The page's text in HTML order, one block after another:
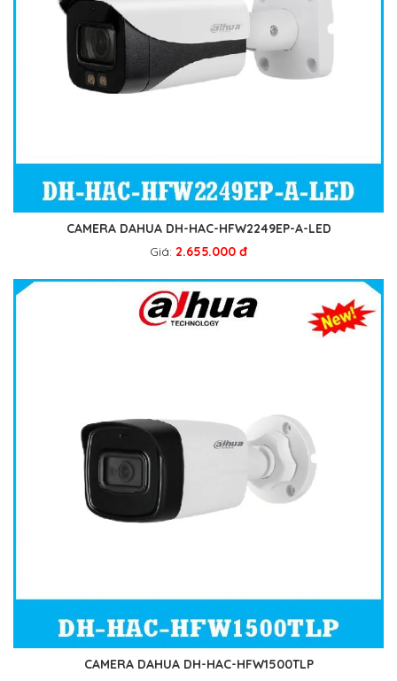
CAMERA DAHUA DH-HAC-HFW2249EP-A-LED
Giá: 2.655.000 đ
CAMERA DAHUA DH-HAC-HFW1500TLP